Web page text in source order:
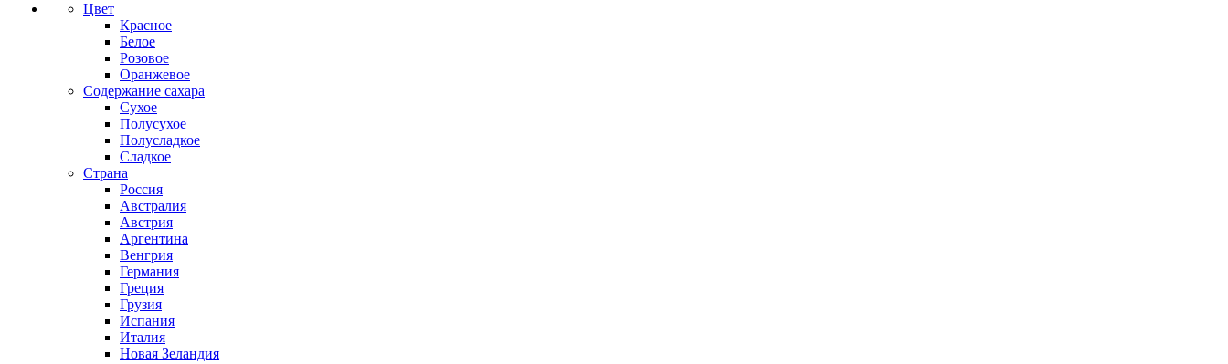
Цвет
Красное
Белое
Розовое
Оранжевое
Содержание сахара
Сухое
Полусухое
Полусладкое
Сладкое
Страна
Россия
Австралия
Австрия
Аргентина
Венгрия
Германия
Греция
Грузия
Испания
Италия
Новая Зеландия